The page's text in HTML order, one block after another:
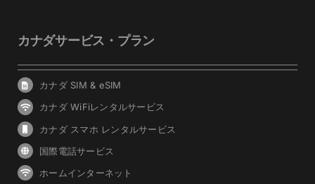
カナダサービス・プラン
カナダ SIM & eSIM
カナダ WiFiレンタルサービス
カナダ スマホ レンタルサービス
国際電話サービス
ホームインターネット